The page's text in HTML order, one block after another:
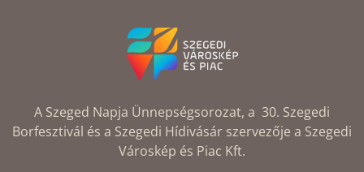
A Szeged Napja Ünnepségsorozat, a 30. Szegedi
Borfesztivál és a Szegedi Hídivásár szervezője a Szegedi
Városkép és Piac Kft.